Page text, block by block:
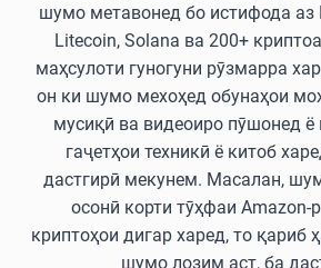
шумо метавонед бо истифода аз
Litecoin, Solana ва 200+
маҳсулоти гуногуни рӯзмарра
он ки шумо мехоҳед обунаҳои
мусиқӣ ва видеоиро пӯшонед ё
гаҷетҳои техникӣ ё китоб
дастгирӣ мекунем. Масалан,
осонӣ корти тӯҳфаи Amazon-
криптоҳои дигар харед, то қариб
шумо лозим аст, ба